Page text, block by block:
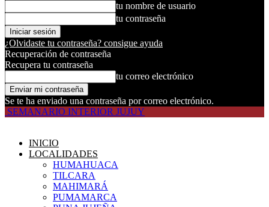
tu nombre de usuario
tu contraseña
¿Olvidaste tu contraseña? consigue ayuda
Recuperación de contraseña
Recupera tu contraseña
tu correo electrónico
Se te ha enviado una contraseña por correo electrónico.
SEMANARIO INTERIOR JUJUY
INICIO
LOCALIDADES
HUMAHUACA
TILCARA
MAHIMARÁ
PUMAMARCA